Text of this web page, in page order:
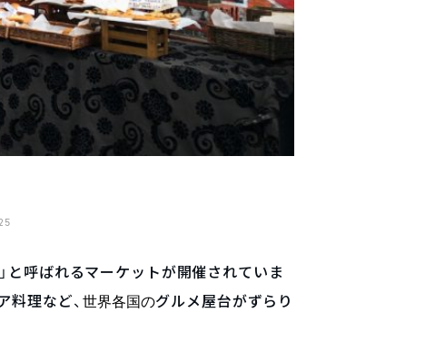
と呼ばれるマーケットが開催されていま
料理など、 世界各国のグルメ屋台がずらり